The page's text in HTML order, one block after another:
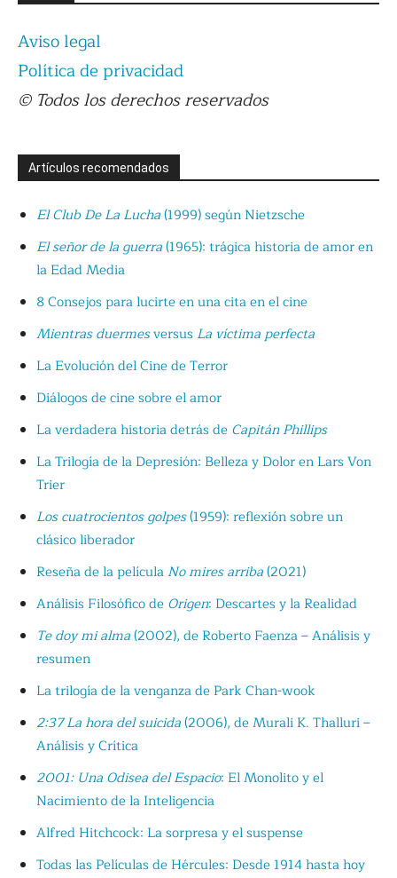
Aviso legal
Política de privacidad
© Todos los derechos reservados
Artículos recomendados
El Club De La Lucha(1999) según Nietzsche
El señor de la guerra(1965): trágica historia de amor en
la Edad Media
8 Consejos para lucirte en una cita en el cine
Mientras duermesversus La víctima perfecta
La Evolución del Cine de Terror
Diálogos de cine sobre el amor
La verdadera historia detrás de Capitán Phillips
La Trilogía de la Depresión: Belleza y Dolor en Lars Von
Trier
Los cuatrocientos golpes(1959): reflexión sobre un
clásico liberador
Reseña de la película No mires arriba(2021)
Análisis Filosófico de Origen: Descartes y la Realidad
Te doy mi alma(2002), de Roberto Faenza – Análisis y
resumen
La trilogía de la venganza de Park Chan-wook
2:37 La hora del suicida(2006), de Murali K. Thalluri –
Análisis y Crítica
2001: Una Odisea del Espacio: El Monolito y el
Nacimiento de la Inteligencia
Alfred Hitchcock: La sorpresa y el suspense
Todas las Películas de Hércules: Desde 1914 hasta hoy